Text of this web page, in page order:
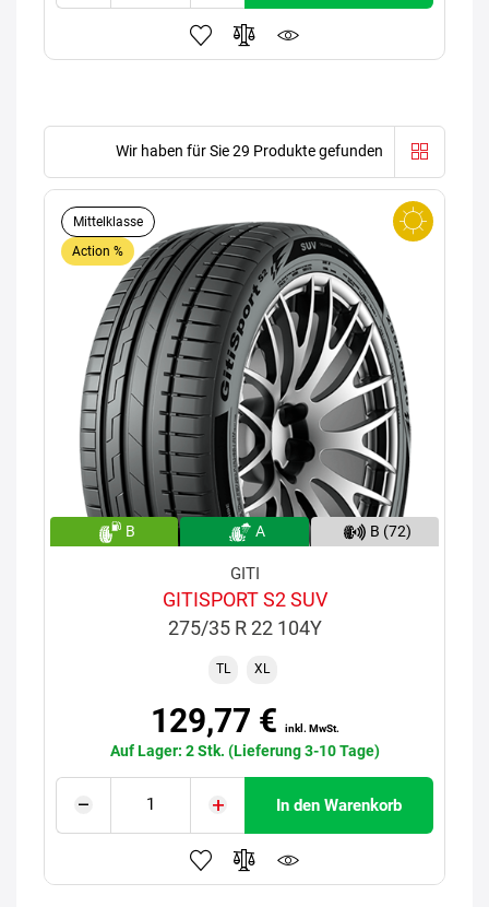
Wir haben für Sie 29 Produkte gefunden
Mittelklasse
Action %
B A B (72)
GITI
GITISPORT S2 SUV
275/35 R 22 104Y
TL XL
129,77 € inkl. MwSt.
Auf Lager: 2 Stk. (Lieferung 3-10 Tage)
In den Warenkorb